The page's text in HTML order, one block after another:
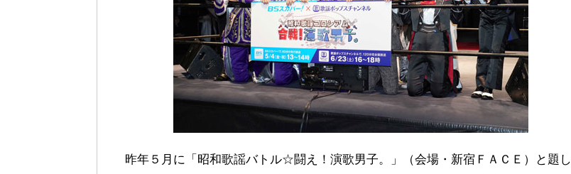
昨年５月に「昭和歌謡バトル☆闘え！演歌男子。」（会場・新宿ＦＡＣＥ）と題し